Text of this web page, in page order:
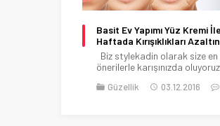
Basit Ev Yapımı Yüz Kremi
Haftada Kırışıklıkları Azaltın
Biz stylekadin olarak size en
önerilerle karışınızda
Güzellik 03.12.2016